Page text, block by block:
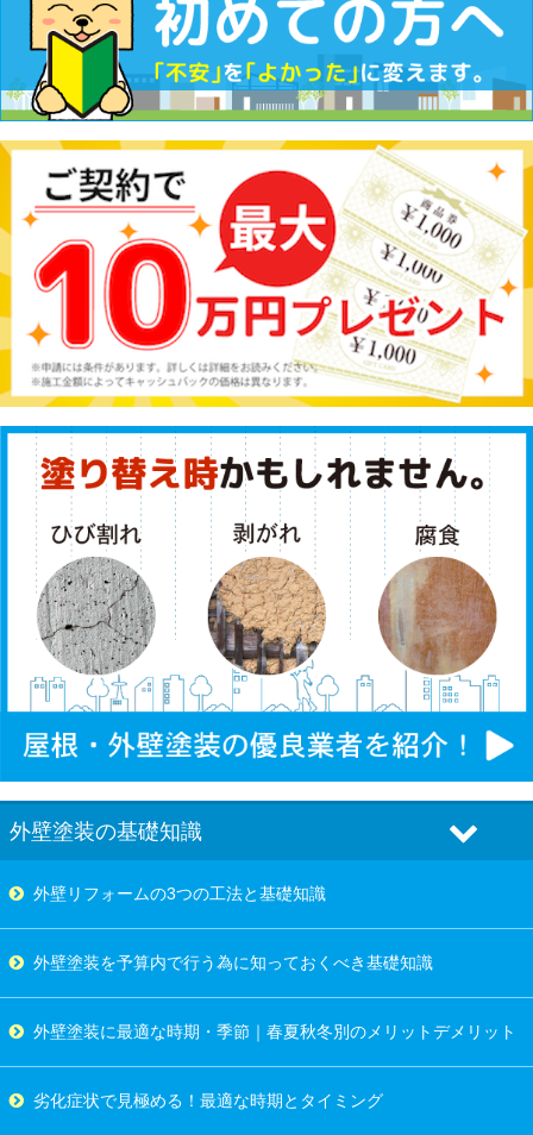
外壁塗装の基礎知識
外壁リフォームの3つの工法と基礎知識
外壁塗装を予算内で行う為に知っておくべき基礎知識
外壁塗装に最適な時期・季節｜春夏秋冬別のメリットデメリット
劣化症状で見極める！最適な時期とタイミング